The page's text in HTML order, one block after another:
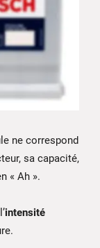
ne correspond
sa capacité,
« Ah ».
intensité